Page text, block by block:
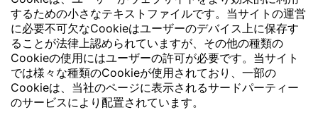
するための小さなテキストファイルです。当サイトの運営
に必要不可欠なCookieはユーザーのデバイス上に保存す
ることが法律上認められていますが、その他の種類の
Cookieの使用にはユーザーの許可が必要です。当サイト
では様々な種類のCookieが使用されており、一部の
Cookieは、当社のページに表示されるサードパーティー
のサービスにより配置されています。